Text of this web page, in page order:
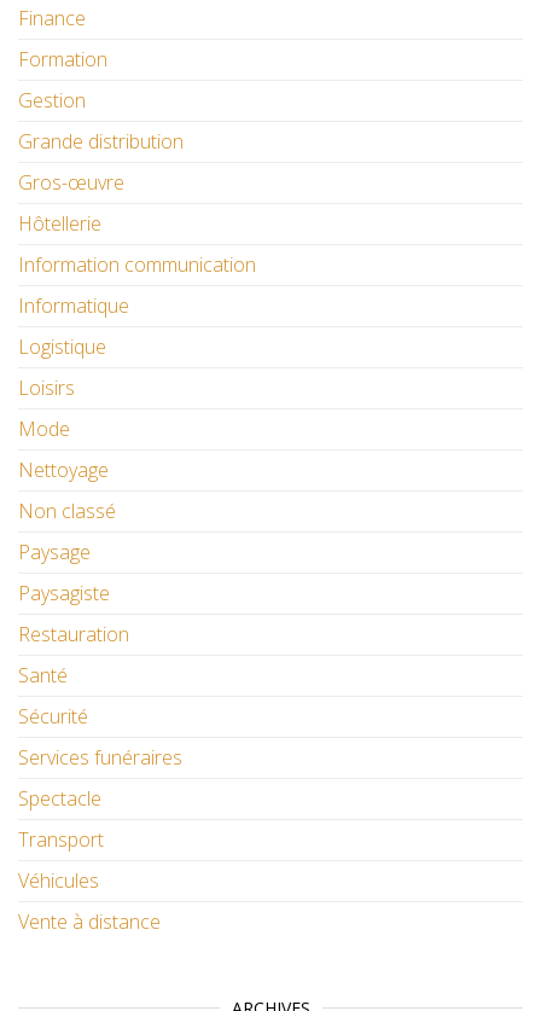
Finance
Formation
Gestion
Grande distribution
Gros-œuvre
Hôtellerie
Information communication
Informatique
Logistique
Loisirs
Mode
Nettoyage
Non classé
Paysage
Paysagiste
Restauration
Santé
Sécurité
Services funéraires
Spectacle
Transport
Véhicules
Vente à distance